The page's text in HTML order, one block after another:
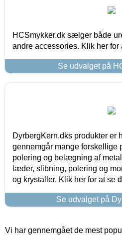
HCSmykker.dk sælger både
andre accessories. Klik her for
Se udvalget på
DyrbergKern.dks produkter er
gennemgår mange forskellige
polering og belægning af
læder, slibning, polering og
og krystaller. Klik her for at se
Se udvalget på
Vi har gennemgået de mest